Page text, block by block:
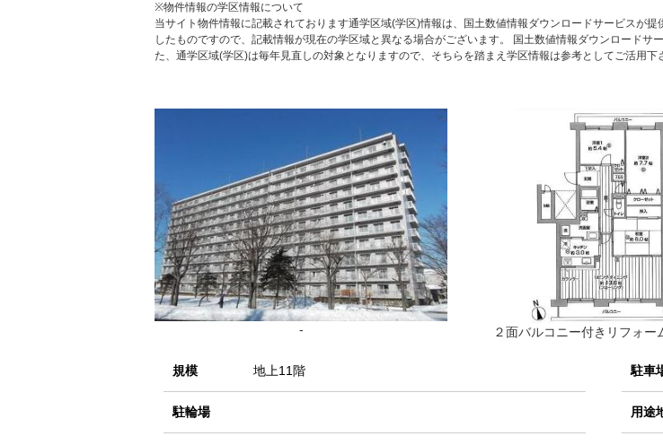
※物件情報の学区情報について
当サイト物件情報に記載されております通学区域(学区)情報は、国土数値情報ダウンロードサービスが
したものですので、記載情報が現在の学区域と異なる場合がございます。 国土数値情報ダウンロード
た、通学区域(学区)は毎年見直しの対象となりますので、そちらを踏まえ学区情報は参考としてご活用下
- ２面バルコニー付きリフォー
規模 地上11階
駐輪場
駐車
用途